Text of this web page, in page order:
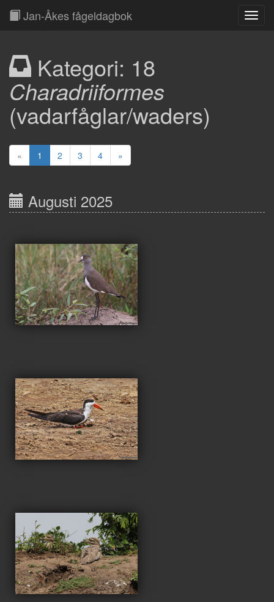
Jan-Åkes fågeldagbok
Kategori: 18
Charadriiformes
(vadarfåglar/waders)
« 1 2 3 4 »
Augusti 2025